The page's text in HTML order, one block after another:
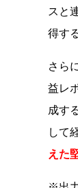
スと
得す
さら
益レ
成す
して
えた